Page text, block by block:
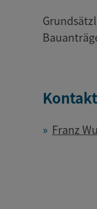
Kontakt
Franz